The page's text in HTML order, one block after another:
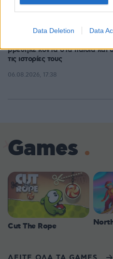
Data Deletion Data
Για πέμπτη συνεχόμενη χρονιά
βρέθηκε κοντά στα παιδιά και
τις ιστορίες τους
06.08.2026, 17:38
Games
Cut The Rope